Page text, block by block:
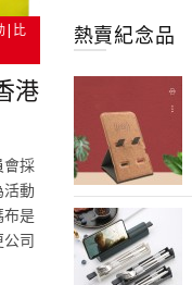
|比
港
會採
動
布是
司
熱賣紀念品